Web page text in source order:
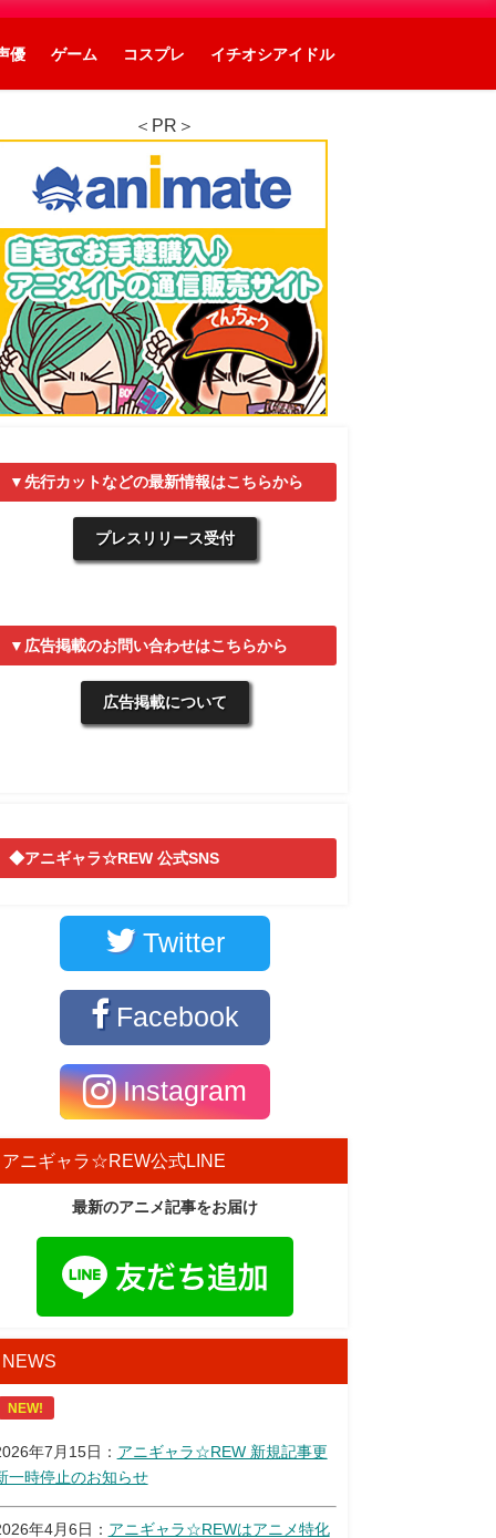
優 ゲーム コスプレ イチオシアイドル
＜PR＞
▼先行カットなどの最新情報はこちらから
プレスリリース受付
▼広告掲載のお問い合わせはこちらから
広告掲載について
◆アニギャラ☆REW 公式SNS
Twitter
Facebook
Instagram
アニギャラ☆REW公式LINE
最新のアニメ記事をお届け
NEWS
NEW!
年7月15日： アニギャラ☆REW 新規記事更
一時停止のお知らせ
年4月6日： アニギャラ☆REWはアニメ特化